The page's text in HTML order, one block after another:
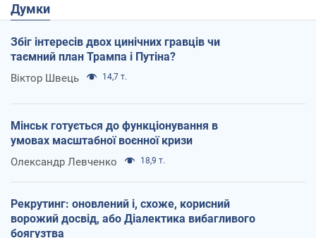
Думки
Збіг інтересів двох цинічних гравців чи
таємний план Трампа і Путіна?
Віктор Швець 14,7 т.
Мінськ готується до функціонування в
умовах масштабної воєнної кризи
Олександр Левченко 18,9 т.
Рекрутинг: оновлений і, схоже, корисний
ворожий досвід, або Діалектика вибагливого
боягузтва